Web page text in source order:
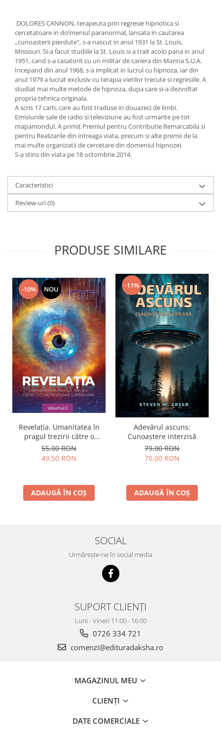
DOLORES CANNON, terapeuta prin regresie hipnotica si
cercetatoare in do!meniul paranormal, lansata in cautarea
,,cunoasterii pierdute", s-a nascut in anul 1931 la St. Louis,
Missouri. Si-a facut studiile la St. Louis si a trait acolo pana in anul
1951, cand s-a casatorit cu un militar de cariera din Marina S.U.A.
Incepand din anul 1968, s-a implicat in lucrul cu hipnoza, iar din
anul 1979 a lucrat exclusiv cu terapia vietilor trecute si regresiile. A
studiat mai multe metode de hipnoza, dupa care si-a dezvoltat
propria tehnica originala.
A scris 17 carti, care au fost traduse in douazeci de limbi.
Emisiunile sale de radio si televiziune au fost urmarite pe tot
mapamondul. A primit Premiul pentru Contributie Remarcabila si
pentru Realizarile din intreaga viata, precum si alte premii de la
mai multe organizatii de cercetare din domeniul hipnozei.
S-a stins din viata pe 18 octombrie 2014.
Caracteristici
Review-uri(0)
PRODUSE SIMILARE
-10% NOU
Revelația. Umanitatea în
pragul trezirii către o
conştientizare superioară,
volumul 2
55,00 RON
49,50 RON
ADAUGĂ ÎN COȘ
-11%
Adevărul ascuns:
Cunoaștere interzisă
79,00 RON
70,00 RON
ADAUGĂ ÎN COȘ
SOCIAL
Urmărește-ne în social media
SUPORT CLIENȚI
Luni - Vineri 11:00 - 16:00
0726 334 721
comenzi@edituradaksha.ro
MAGAZINUL MEU
CLIENȚI
DATE COMERCIALE